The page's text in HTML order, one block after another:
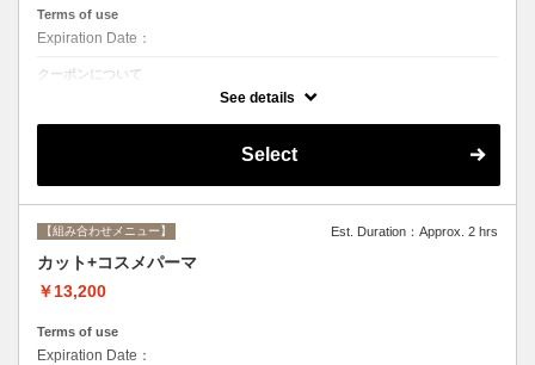
Terms of use
Expiration Date：
クーポンについて
カットと根元２cmまでのカラー。シャンプー、ブロー込み
See details
Select
【組み合わせメニュー】 Est. Duration：Approx. 2 hrs
カット+コスメパーマ
￥13,200
Terms of use
Expiration Date：